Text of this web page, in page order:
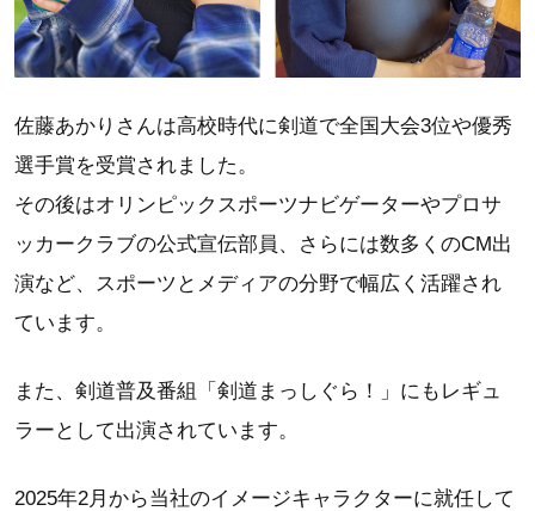
佐藤あかりさんは高校時代に剣道で全国大会3位や優秀
選手賞を受賞されました。
その後はオリンピックスポーツナビゲーターやプロサ
ッカークラブの公式宣伝部員、さらには数多くのCM出
演など、スポーツとメディアの分野で幅広く活躍され
ています。
また、剣道普及番組「剣道まっしぐら！」にもレギュ
ラーとして出演されています。
2025年2月から当社のイメージキャラクターに就任して